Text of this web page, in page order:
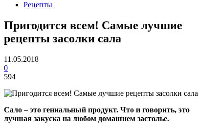
Рецепты
Пригодится всем! Самые лучшие
рецепты засолки сала
11.05.2018
0
594
Сало – это гениальный продукт. Что и говорить, это
лучшая закуска на любом домашнем застолье.